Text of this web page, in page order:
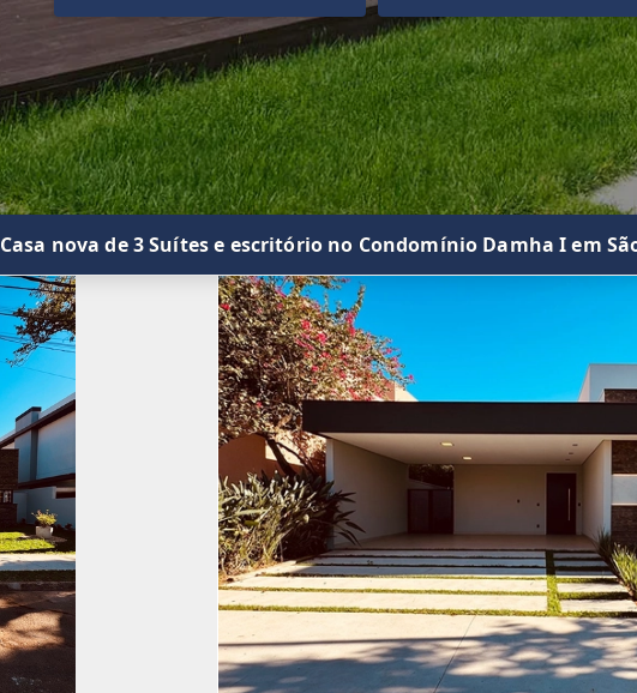
Casa nova de 3 Suítes e escritório no Condomínio Damha I em